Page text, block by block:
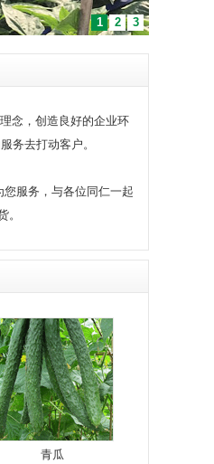
1 2 3
念，创造良好的企业环
务去打动客户。
服务，与各位同仁一起
。
青瓜